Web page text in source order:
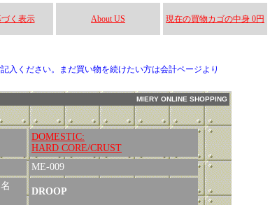
く表示 About US 現在の買物カゴの中身 0円
入ください。まだ買い物を続けたい方は会計ページより
MIERY ONLINE SHOPPING
DOMESTIC:
HARD CORE/CRUST
ME-009
DROOP